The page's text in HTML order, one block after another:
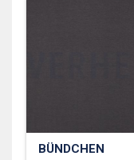
BÜNDCHEN